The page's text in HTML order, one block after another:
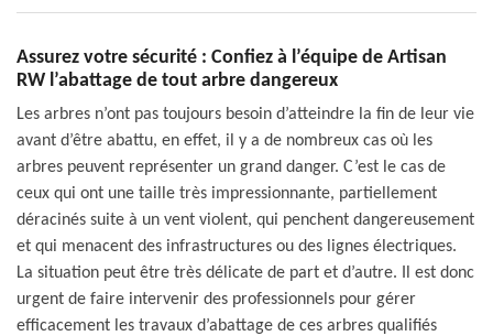
Assurez votre sécurité : Confiez à l’équipe de Artisan
RW l’abattage de tout arbre dangereux
Les arbres n’ont pas toujours besoin d’atteindre la fin de leur vie
avant d’être abattu, en effet, il y a de nombreux cas où les
arbres peuvent représenter un grand danger. C’est le cas de
ceux qui ont une taille très impressionnante, partiellement
déracinés suite à un vent violent, qui penchent dangereusement
et qui menacent des infrastructures ou des lignes électriques.
La situation peut être très délicate de part et d’autre. Il est donc
urgent de faire intervenir des professionnels pour gérer
efficacement les travaux d’abattage de ces arbres qualifiés